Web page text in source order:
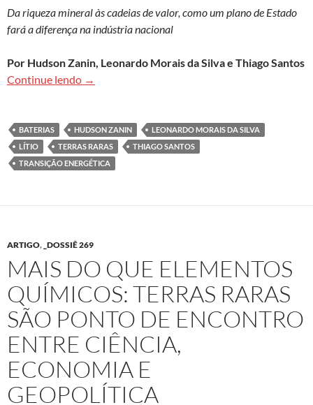
Da riqueza mineral às cadeias de valor, como um plano de Estado
fará a diferença na indústria nacional
Por Hudson Zanin, Leonardo Morais da Silva e Thiago Santos
Continue lendo Como não repetir o ciclo do minério de ferro
→
BATERIAS HUDSON ZANIN
LEONARDO MORAIS DA SILVA
LÍTIO
TERRAS RARAS
THIAGO SANTOS
TRANSIÇÃO ENERGÉTICA
ARTIGO, _DOSSIÊ 269
MAIS DO QUE ELEMENTOS
QUÍMICOS: TERRAS RARAS
SÃO PONTO DE ENCONTRO
ENTRE CIÊNCIA,
ECONOMIA E
GEOPOLÍTICA